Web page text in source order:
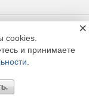
cookies.
и принимаете
×